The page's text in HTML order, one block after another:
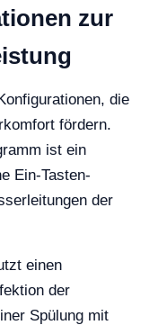
zur
die
fördern.
ist ein
Ein-Tasten-
der
einen
der
Spülung mit